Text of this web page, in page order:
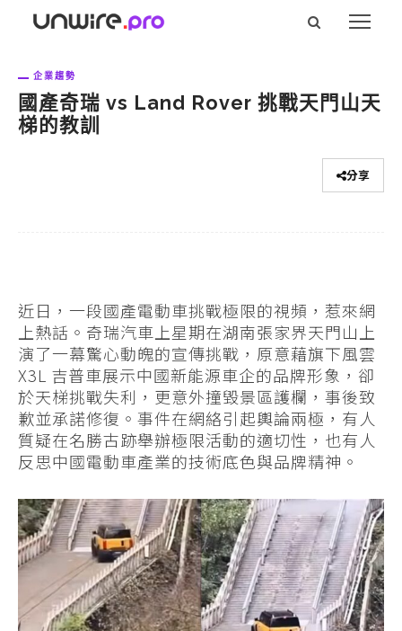
企業趨勢
國產奇瑞 vs Land Rover 挑戰天門山天
梯的教訓
分享
近日，一段國產電動車挑戰極限的視頻，惹來網
上熱話。奇瑞汽車上星期在湖南張家界天門山上
演了一幕驚心動魄的宣傳挑戰，原意藉旗下風雲
X3L 吉普車展示中國新能源車企的品牌形象，卻
於天梯挑戰失利，更意外撞毀景區護欄，事後致
歉並承諾修復。事件在網絡引起輿論兩極，有人
質疑在名勝古跡舉辦極限活動的適切性，也有人
反思中國電動車產業的技術底色與品牌精神。